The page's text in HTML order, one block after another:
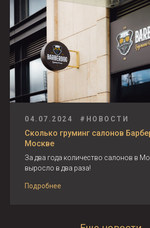
04.07.2024 #НОВОСТИ
Сколько груминг салонов
Москве
За два года количество салонов в
выросло в два раза!
Подробнее